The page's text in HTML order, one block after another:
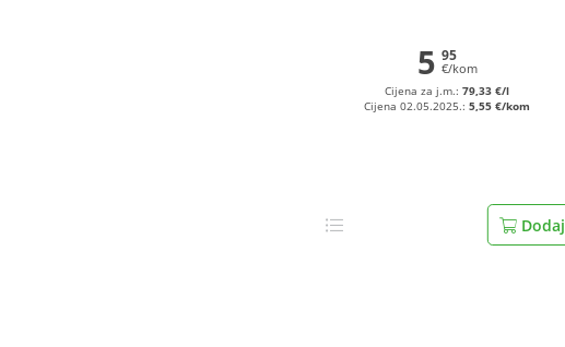
5 95
€/kom
Cijena za j.m.:79,33 €/l
Cijena 02.05.2025.:5,55 €/kom
Dodaj